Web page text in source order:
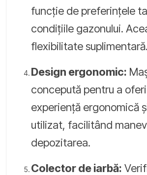
funcție de preferințele
condițiile gazonului.
flexibilitate suplimentară.
Design ergonomic:
concepută pentru a
experiență ergonomică
utilizat, facilitând
depozitarea.
Colector de iarbă: